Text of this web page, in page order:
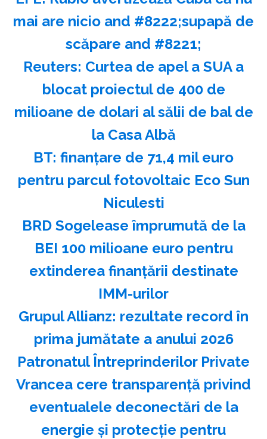
mai are nicio and #8222;supapă de
scăpare and #8221;
Reuters: Curtea de apel a SUA a
blocat proiectul de 400 de
milioane de dolari al sălii de bal de
la Casa Albă
BT: finanţare de 71,4 mil euro
pentru parcul fotovoltaic Eco Sun
Niculesti
BRD Sogelease împrumută de la
BEI 100 milioane euro pentru
extinderea finanţării destinate
IMM-urilor
Grupul Allianz: rezultate record în
prima jumătate a anului 2026
Patronatul Întreprinderilor Private
Vrancea cere transparenţă privind
eventualele deconectări de la
energie şi protecţie pentru